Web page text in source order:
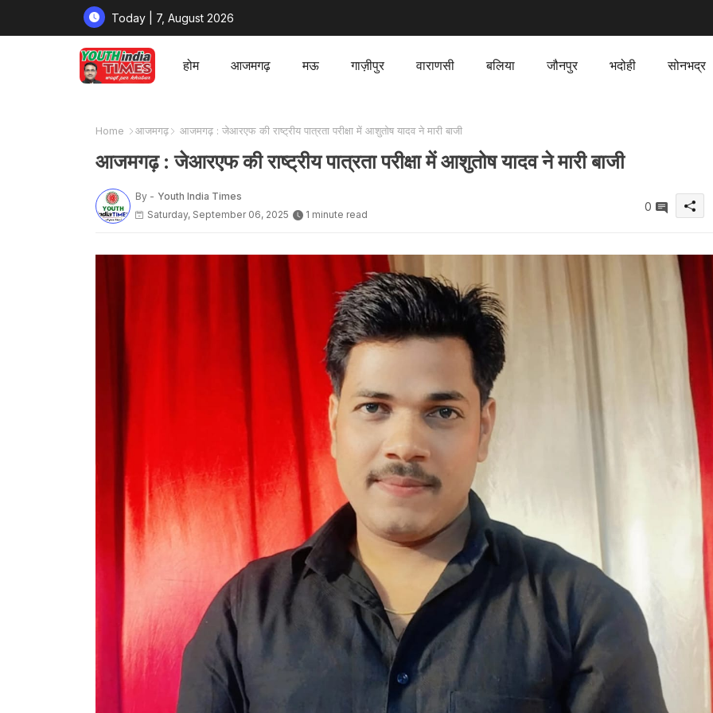
Today | 7, August 2026
होम आजमगढ़ मऊ गाज़ीपुर वाराणसी बलिया जौनपुर भदोही सोनभद्र
Home आजमगढ़ आजमगढ़ : जेआरएफ की राष्ट्रीय पात्रता परीक्षा में आशुतोष यादव ने मारी बाजी
आजमगढ़ : जेआरएफ की राष्ट्रीय पात्रता परीक्षा में आशुतोष यादव ने मारी बाजी
By - Youth India Times
Saturday, September 06, 2025
1 minute read
0